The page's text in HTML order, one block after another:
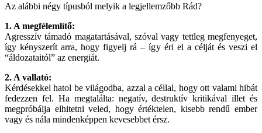
Az alábbi négy típusból melyik a legjellemzőbb Rád?
1. A megfélemlítő:
Agresszív támadó magatartásával, szóval vagy tettleg megfenyeget,
így kényszerít arra, hogy figyelj rá – így éri el a célját és veszi el
“áldozataitól” az energiát.
2. A vallató:
Kérdésekkel hatol be világodba, azzal a céllal, hogy ott valami hibát
fedezzen fel. Ha megtalálta: negatív, destruktív kritikával illet és
megpróbálja elhitetni veled, hogy értéktelen, kisebb rendű ember
vagy és nála mindenképpen kevesebbet érsz.